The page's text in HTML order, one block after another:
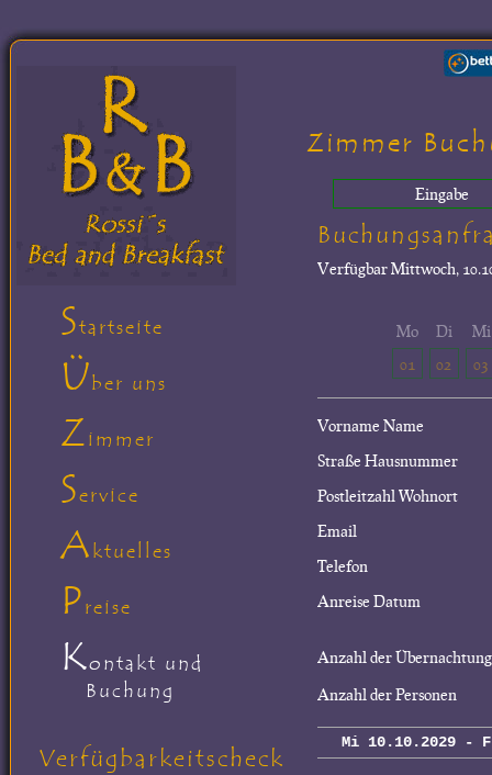
Zimmer
Eingabe
VerfügbarMittwoch,
Mo
01
Di
02
Mi
03
Vorname Name
Straße Hausnummer
Postleitzahl Wohnort
Email
Telefon
Anreise Datum
Anzahl der
Anzahl der Personen
Mi 10.10.2029 -
Startseite
Über uns
Zimmer
Service
Aktuelles
Preise
Kontakt und
Buchung
Verfügbarkeitscheck